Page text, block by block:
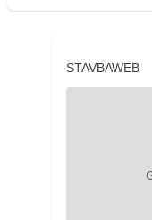
STAVBAWEB